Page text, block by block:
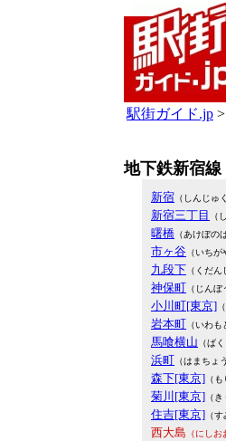
駅街ガイド.jp >
地下鉄新宿線
新宿 （しんじゅ
新宿三丁目 （
曙橋 （あけぼの
市ヶ谷 （いちが
九段下 （くだん
神保町 （じんぼ
小川町[東京]
岩本町 （いわも
馬喰横山 （ば
浜町 （はまちょ
森下[東京] （
菊川[東京] （
住吉[東京] （
西大島 （にしお